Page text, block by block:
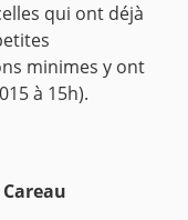
qui ont déjà
minimes y ont
à 15h).